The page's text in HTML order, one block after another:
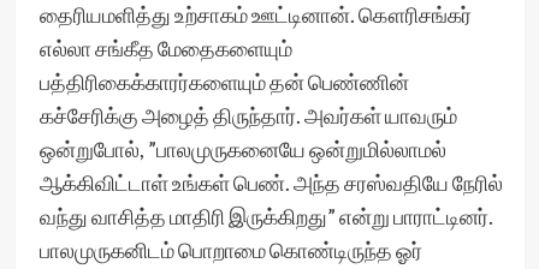
தைரியமளித்து உற்சாகம் ஊட்டினான். கௌரிசங்கர்
எல்லா சங்கீத மேதைகளையும்
பத்திரிகைக்காரர்களையும் தன் பெண்ணின்
கச்சேரிக்கு அழைத் திருந்தார். அவர்கள் யாவரும்
ஒன்றுபோல், ”பாலமுருகனையே ஒன்றுமில்லாமல்
ஆக்கிவிட்டாள் உங்கள் பெண். அந்த சரஸ்வதியே நேரில்
வந்து வாசித்த மாதிரி இருக்கிறது” என்று பாராட்டினர்.
பாலமுருகனிடம் பொறாமை கொண்டிருந்த ஓர்